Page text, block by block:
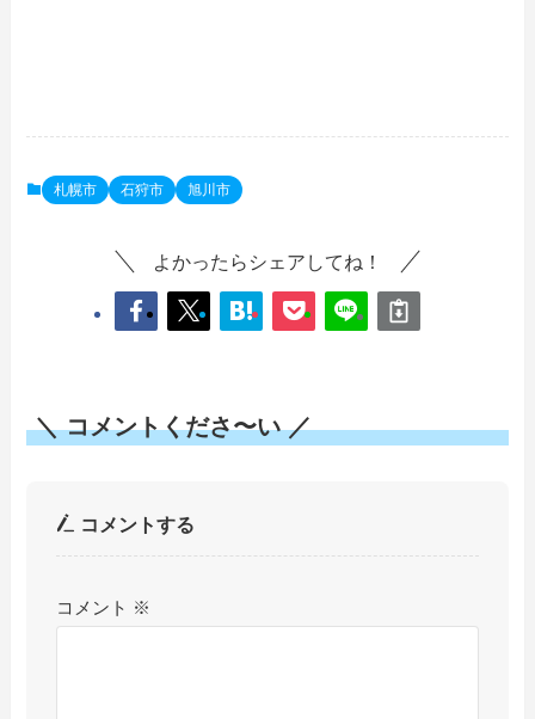
札幌市 石狩市 旭川市
よかったらシェアしてね！
＼ コメントくださ〜い ／
コメントする
コメント ※